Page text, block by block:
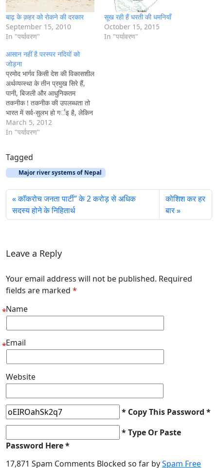
बाढ़ के क़हर को रोकने की दरकार
September 15, 2010
In "पर्यावरण"
सूख रही हैं धरती की धमनियाँ
October 15, 2015
In "पर्यावरण"
आसान नहीं है परस्पर नदियों को
जोड़ना
प्रमोद भार्गव किसी देश की विकासशील
अर्थव्यव्स्था के तीन प्रमुख सिरे हैं,
पानी, बिजली और आधुनिकतम
तकनीक ! तकनीक की उपलब्धता तो
भारत में सर्व-सुलभ हो गर्इ है, लेकिन
पानी और बिजली की भयावह समस्या
से कमोवेश पूरा देश जूझ रहा है।
March 5, 2012
In "पर्यावरण"
Tagged
Major river systems of Nepal
कॉकरोच जनता पार्टी” के 2 करोड़ से अधिक
सदस्य होने के निहितार्थ
कोशिश कर हर
बार
Leave a Reply
Your email address will not be published. Required
fields are marked *
Name
*
Email
*
Website
* Copy This Password *
* Type Or Paste
Password Here *
17,871 Spam Comments Blocked so far bySpam Free